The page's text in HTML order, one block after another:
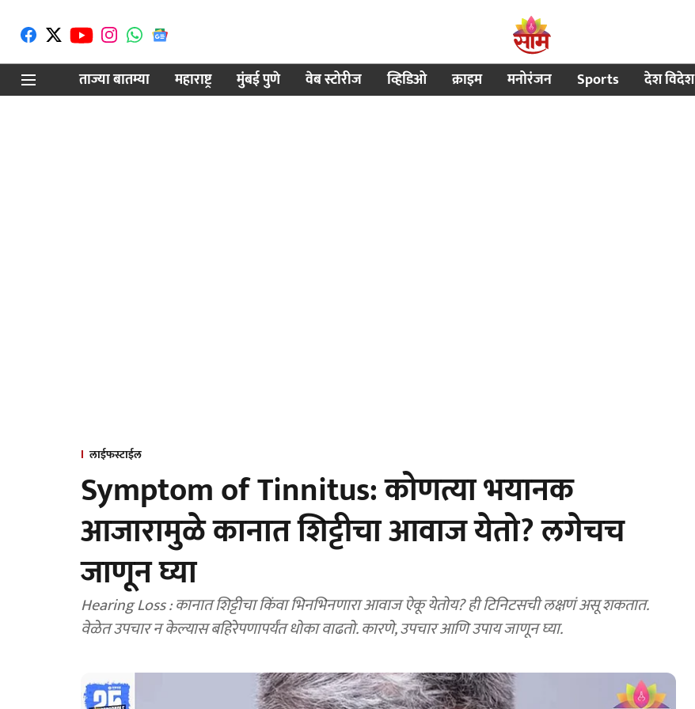
ताज्या बातम्या
महाराष्ट्र मुंबई पुणे वेब स्टोरीज व्हिडिओ क्राइम मनोरंजन Sports देश विदेश
लाईफस्टाईल
Symptom of Tinnitus: कोणत्या भयानक
आजारामुळे कानात शिट्टीचा आवाज येतो? लगेचच
जाणून घ्या
Hearing Loss : कानात शिट्टीचा किंवा भिनभिनणारा आवाज ऐकू येतोय? ही टिनिटसची लक्षणं असू शकतात.
वेळेत उपचार न केल्यास बहिरेपणापर्यंत धोका वाढतो. कारणे, उपचार आणि उपाय जाणून घ्या.